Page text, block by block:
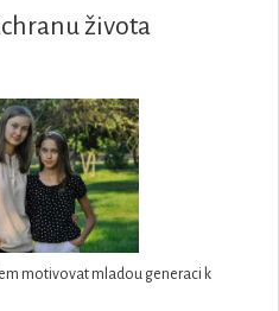
života
motivovat mladou generaci k